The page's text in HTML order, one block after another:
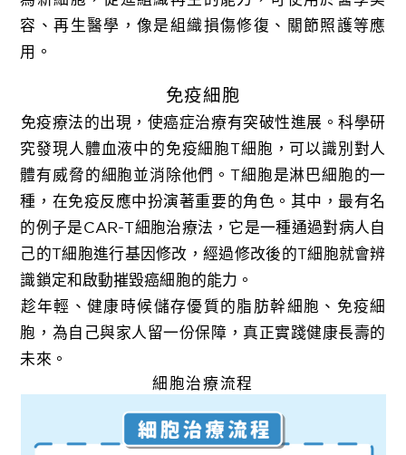
容、再生醫學，像是組織損傷修復、關節照護等應
用。
免疫細胞
免疫療法的出現，使癌症治療有突破性進展。科學研
究發現人體血液中的免疫細胞T細胞，可以識別對人
體有威脅的細胞並消除他們。T細胞是淋巴細胞的一
種，在免疫反應中扮演著重要的角色。其中，最有名
的例子是CAR-T細胞治療法，它是一種通過對病人自
己的T細胞進行基因修改，經過修改後的T細胞就會辨
識鎖定和啟動摧毀癌細胞的能力。
趁年輕、健康時候儲存優質的脂肪幹細胞、免疫細
胞，為自己與家人留一份保障，真正實踐健康長壽的
未來。
細胞治療流程